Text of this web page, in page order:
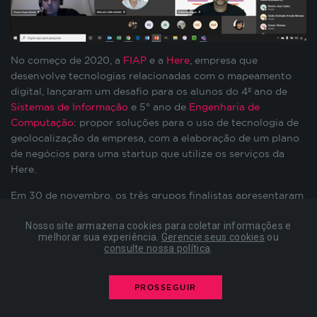
Nosso site armazena cookies para coletar informações e
melhorar sua experiência. Gerencie seus cookies ou
consulte nossa política
PROSSEGUIR
No começo de 2020, a FIAP e a Here, empresa que
desenvolve tecnologias relacionadas com o mapeamento
digital, lançaram um desafio para os alunos do 4º ano de
Sistemas de Informação e 5° ano de Engenharia de
Computação: propor soluções para o uso de tecnologia de
geolocalização da empresa, com a elaboração de um plano
de negócios para uma startup que utilize os serviços da
Here.
Em 30 de novembro, os três grupos finalistas apresentaram
Ribeiro e Vinícius Grassi. Da FIAP, estavam presentes:
Agesandro Scarpioni, Coordenador de SI, Guilherme
FIAP Corporate
Engenharia, Renê Oliveira. No mesmo dia a empresa
anunciou o grande vencedor.
preenchimento de formulários, contagem de
visitas para a medição de performance de
páginas, entre outros. Todos armazenados sem a
possibilidade de identificação pessoal. Ao
configurar seu navegador para bloquear esses
cookies, algumas partes do site podem não
funcionar.
COOKIES DE PUBLICIDADE
Estes cookies são estabelecidos por nossos
compor um perfil sobre seus interesses e, a partir
disso, mostrar anúncios relevantes para você em
outros sites. As informações armazenadas são